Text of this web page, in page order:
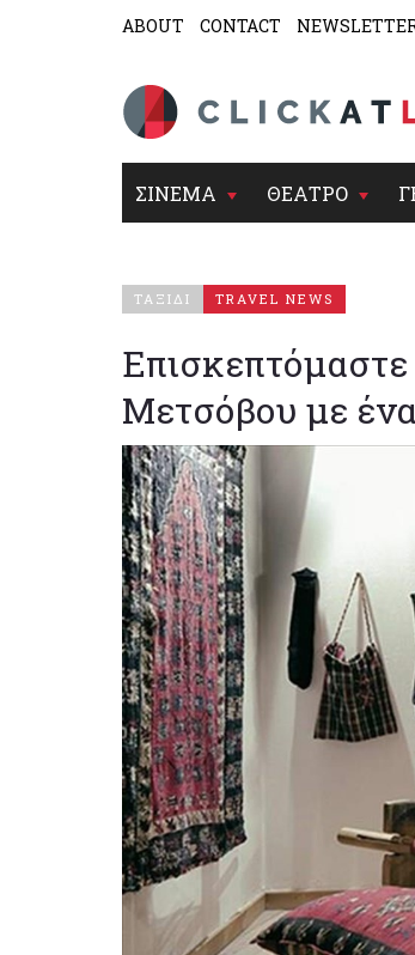
ABOUT CONTACT
ΣΙΝΕΜΑ ΘΕΑΤΡΟ
ΤΑΞΙΔΙ TRAVEL NEWS
Μετσόβου με